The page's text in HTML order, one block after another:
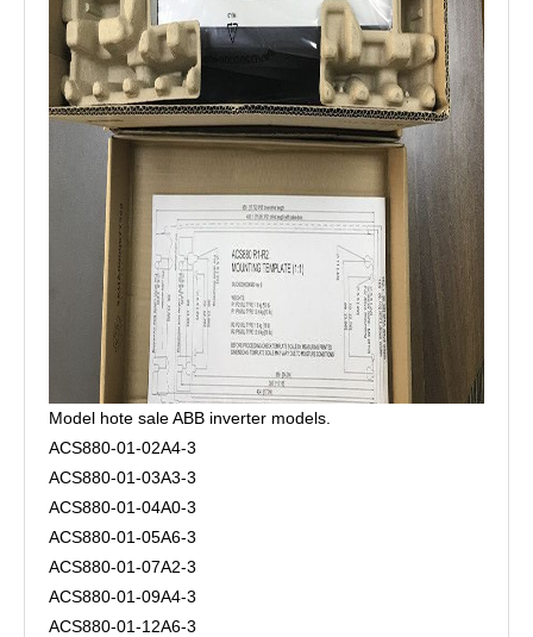
Model hote sale ABB inverter models.
ACS880-01-02A4-3
ACS880-01-03A3-3
ACS880-01-04A0-3
ACS880-01-05A6-3
ACS880-01-07A2-3
ACS880-01-09A4-3
ACS880-01-12A6-3